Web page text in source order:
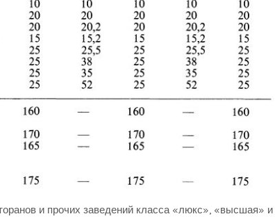
и прочих заведений класса «люкс», «высшая» и